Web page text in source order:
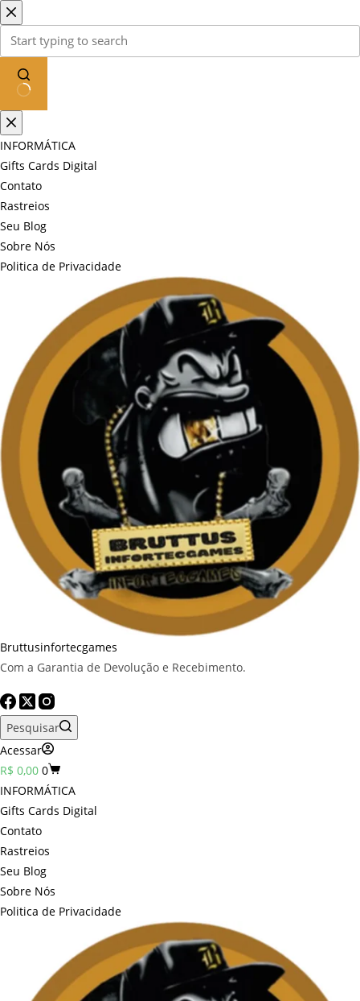
Pular
para
conteúdo
Sem
resultados
INFORMÁTICA
Gifts Cards Digital
Contato
Rastreios
Seu Blog
Sobre Nós
Politica de Privacidade
Bruttusinfortecgames
Com a Garantia de Devolução e Recebimento.
Pesquisar
Acessar
Carrinho
R$ 0,00 0
INFORMÁTICA
Gifts Cards Digital
Contato
Rastreios
Seu Blog
Sobre Nós
Politica de Privacidade